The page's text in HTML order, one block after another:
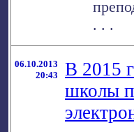
. . .
06.10.2013
20:43
В 2015
школы